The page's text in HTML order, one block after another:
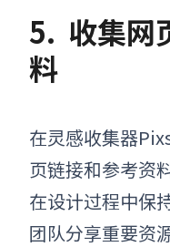
5. 收集网
料
在灵感收集器
页链接和参考资
在设计过程中保
团队分享重要资源